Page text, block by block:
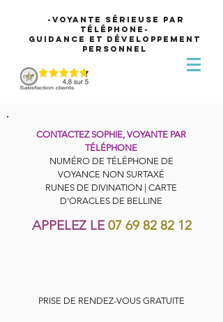
-Voyante sérieuse par
téléphone-
Guidance et développement
personnel
CONTACTEZ SOPHIE, VOYANTE PAR
TÉLÉPHONE
NUMÉRO DE TÉLÉPHONE DE
VOYANCE NON SURTAXÉ
RUNES DE DIVINATION | CARTE
D'ORACLES DE BELLINE
APPELEZ LE07 69 82 82 12
PRISE DE RENDEZ-VOUS GRATUITE